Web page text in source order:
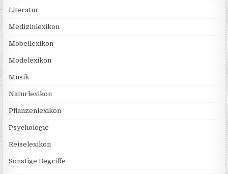
Literatur
Medizinlexikon
Möbellexikon
Modelexikon
Musik
Naturlexikon
Pflanzenlexikon
Psychologie
Reiselexikon
Sonstige Begriffe